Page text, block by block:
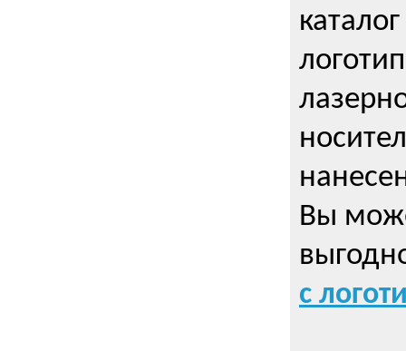
Вы
с